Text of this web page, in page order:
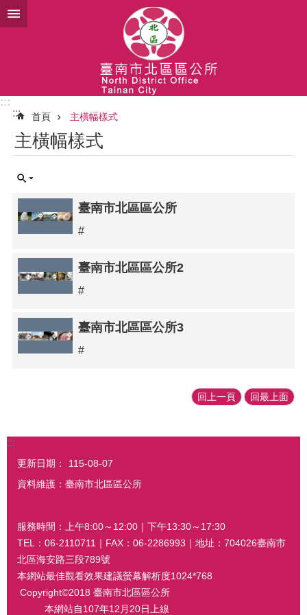
跳到主要內容區塊
:::
:::
首頁 主橫幅樣式
主橫幅樣式
臺南市北區區公所
#
臺南市北區區公所2
#
臺南市北區區公所3
#
回上一頁 回最上面
:::
更新日期：
115-08-07
資料維護：臺南市北區區公所
服務時間：上午8:00～12:00｜下午13:30～17:30
TEL：06-2110711｜FAX：06-2286993｜地址：704026臺南市
北區海安路三段789號
本網站最佳觀看效果建議螢幕解析度1024*768
Copyright©2018 臺南市北區區公所
本網站自107年12月20日上線